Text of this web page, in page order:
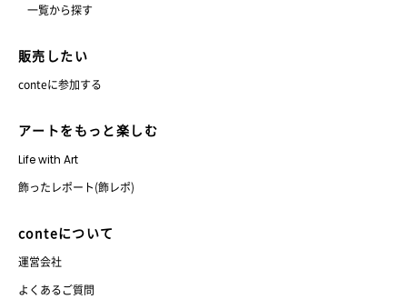
一覧から探す
販売したい
conteに参加する
アートをもっと楽しむ
Life with Art
飾ったレポート(飾レポ)
conteについて
運営会社
よくあるご質問